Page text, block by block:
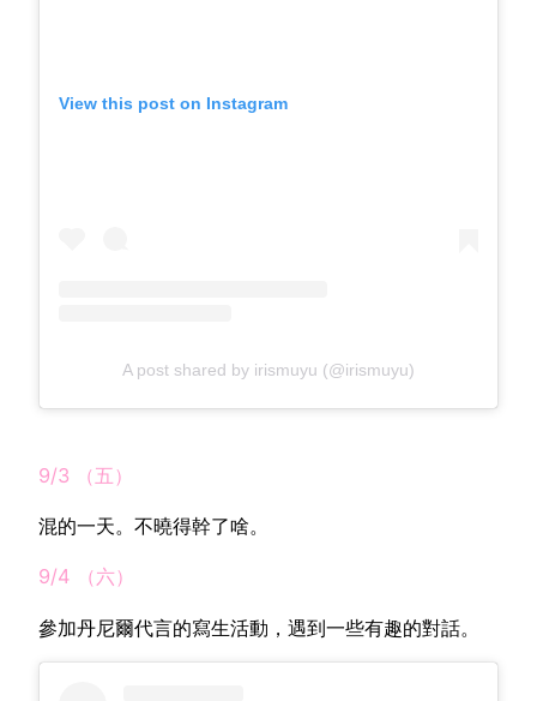
View this post on Instagram
A post shared by irismuyu (@irismuyu)
9/3 （五）
混的一天。不曉得幹了啥。
9/4 （六）
參加丹尼爾代言的寫生活動，遇到一些有趣的對話。